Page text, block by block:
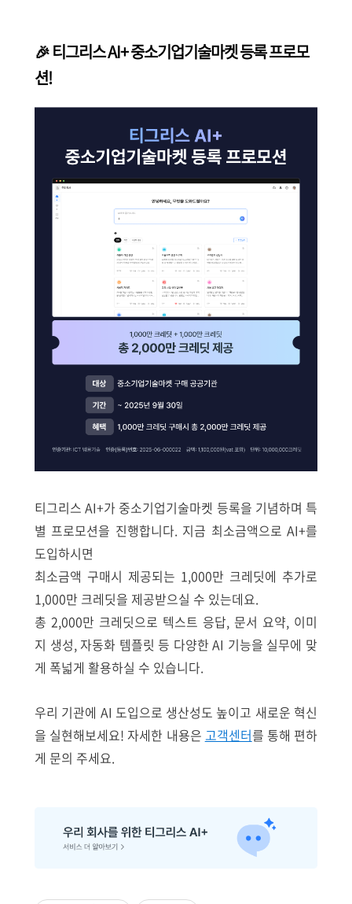
🎉 티그리스 AI+ 중소기업기술마켓 등록 프로모
션!
티그리스 AI+가 중소기업기술마켓 등록을 기념하며 특
별 프로모션을 진행합니다. 지금 최소금액으로 AI+를
도입하시면
최소금액 구매시 제공되는 1,000만 크레딧에 추가로
1,000만 크레딧을 제공받으실 수 있는데요.
총 2,000만 크레딧으로 텍스트 응답, 문서 요약, 이미
지 생성, 자동화 템플릿 등 다양한 AI 기능을 실무에 맞
게 폭넓게 활용하실 수 있습니다.
우리 기관에 AI 도입으로 생산성도 높이고 새로운 혁신
을 실현해보세요! 자세한 내용은 고객센터를 통해 편하
게 문의 주세요.